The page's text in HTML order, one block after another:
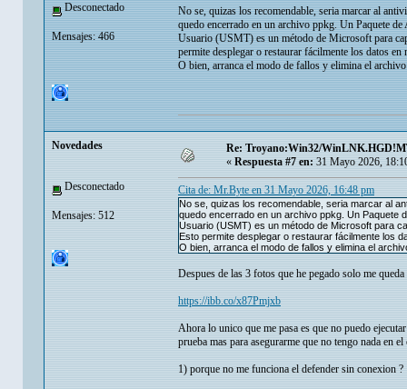
Desconectado
Mensajes: 466
No se, quizas los recomendable, seria marcar al
quedo encerrado en un archivo ppkg. Un Paquete
Usuario (USMT) es un método de Microsoft para
permite desplegar o restaurar fácilmente los datos en
O bien, arranca el modo de fallos y elimina el
Novedades
Desconectado
Mensajes: 512
Re: Troyano:Win32/
« Respuesta #7 en: 31 Mayo 2026,
Cita de: Mr.Byte en 31 Mayo 2026, 16:48 pm
No se, quizas los recomendable, seria marcar al
quedo encerrado en un archivo ppkg. Un Paquete
Usuario (USMT) es un método de Microsoft para
Esto permite desplegar o restaurar fácilmente los
O bien, arranca el modo de fallos y elimina el
Despues de las 3 fotos que he pegado solo me
https://ibb.co/x87Pmjxb
Ahora lo unico que me pasa es que no puedo
prueba mas para asegurarme que no tengo nada en el
1) porque no me funciona el defender sin conexion ?